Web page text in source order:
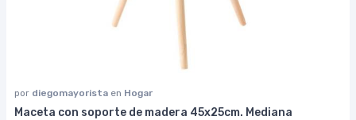
por diegomayorista en Hogar
Maceta con soporte de madera 45x25cm. Mediana